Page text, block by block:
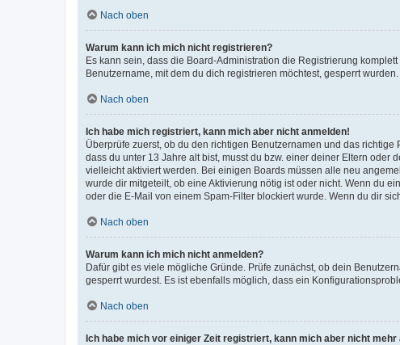
Nach oben
Warum kann ich mich nicht registrieren?
Es kann sein, dass die Board-Administration die Registrierung
Benutzername, mit dem du dich registrieren möchtest, gesperrt
Nach oben
Ich habe mich registriert, kann mich aber nicht anmelden!
Überprüfe zuerst, ob du den richtigen Benutzernamen und das
dass du unter 13 Jahre alt bist, musst du bzw. einer deiner Eltern
vielleicht aktiviert werden. Bei einigen Boards müssen alle neu
wurde dir mitgeteilt, ob eine Aktivierung nötig ist oder nicht. Wenn du
oder die E-Mail von einem Spam-Filter blockiert wurde. Wenn du dir
Nach oben
Warum kann ich mich nicht anmelden?
Dafür gibt es viele mögliche Gründe. Prüfe zunächst, ob dein
gesperrt wurdest. Es ist ebenfalls möglich, dass ein
Nach oben
Ich habe mich vor einiger Zeit registriert, kann mich aber nicht mehr